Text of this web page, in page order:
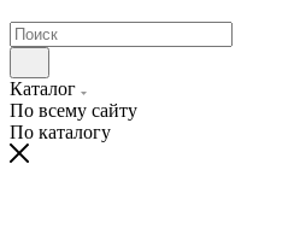
Каталог
По всему сайту
По каталогу